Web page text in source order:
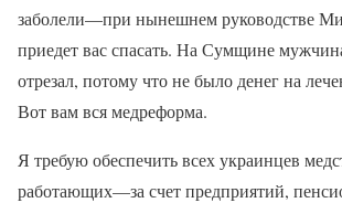
заболели—при нынешнем руководстве
приедет вас спасать. На Сумщине
отрезал, потому что не было денег на
Вот вам вся медреформа.
Я требую обеспечить всех украинцев
работающих—за счет предприятий,